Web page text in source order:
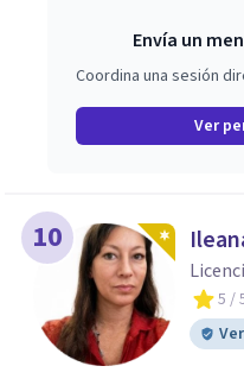
Envía un
Coordina una sesión
Ver
10
5 /